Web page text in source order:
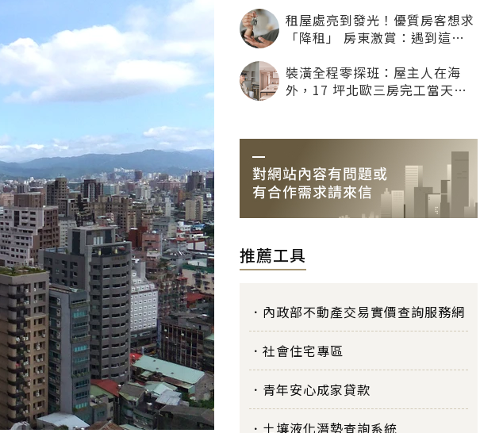
租屋處亮到發光！優質房客想求
「降租」 房東激賞：遇到這種
裝潢全程零探班：屋主人在海
外，17 坪北歐三房完工當天才
推薦工具
內政部不動產交易實價查詢服務網
社會住宅專區
青年安心成家貸款
土壤液化潛勢查詢系統